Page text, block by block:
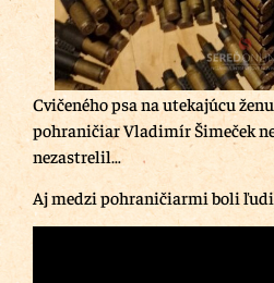
Cvičeného psa na utekajúcu
pohraničiar Vladimír Šimeček
nezastrelil…
Aj medzi pohraničiarmi boli